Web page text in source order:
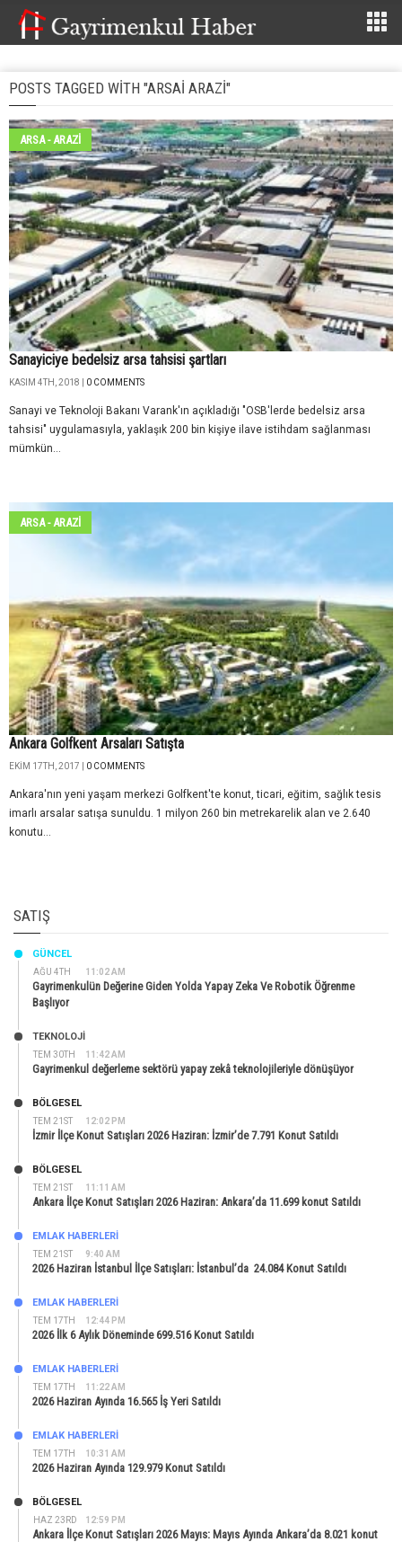
POSTS TAGGED WITH "ARSAI ARAZI"
ARSA - ARAZİ
Sanayiciye bedelsiz arsa tahsisi şartları
KASIM 4TH, 2018 | 0 COMMENTS
Sanayi ve Teknoloji Bakanı Varank'ın açıkladığı "OSB'lerde bedelsiz arsa
tahsisi" uygulamasıyla, yaklaşık 200 bin kişiye ilave istihdam sağlanması
mümkün...
ARSA - ARAZİ
Ankara Golfkent Arsaları Satışta
EKIM 17TH, 2017 | 0 COMMENTS
Ankara'nın yeni yaşam merkezi Golfkent'te konut, ticari, eğitim, sağlık tesis
imarlı arsalar satışa sunuldu. 1 milyon 260 bin metrekarelik alan ve 2.640
konutu...
SATIŞ
AĞU 4TH 11:02 AM
GÜNCEL
Gayrimenkulün Değerine Giden Yolda Yapay Zeka Ve Robotik Öğrenme
Başlıyor
TEM 30TH 11:42 AM
TEKNOLOJİ
Gayrimenkul değerleme sektörü yapay zekâ teknolojileriyle dönüşüyor
TEM 21ST 12:02 PM
BÖLGESEL
İzmir İlçe Konut Satışları 2026 Haziran: İzmir’de 7.791 Konut Satıldı
TEM 21ST 11:11 AM
BÖLGESEL
Ankara İlçe Konut Satışları 2026 Haziran: Ankara’da 11.699 konut Satıldı
TEM 21ST 9:40 AM
EMLAK HABERLERI
2026 Haziran İstanbul İlçe Satışları: İstanbul’da 24.084 Konut Satıldı
TEM 17TH 12:44 PM
EMLAK HABERLERI
2026 İlk 6 Aylık Döneminde 699.516 Konut Satıldı
TEM 17TH 11:22 AM
EMLAK HABERLERI
2026 Haziran Ayında 16.565 İş Yeri Satıldı
TEM 17TH 10:31 AM
EMLAK HABERLERI
2026 Haziran Ayında 129.979 Konut Satıldı
HAZ 23RD 12:59 PM
BÖLGESEL
Ankara İlçe Konut Satışları 2026 Mayıs: Mayıs Ayında Ankara’da 8.021 konut